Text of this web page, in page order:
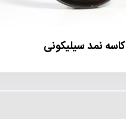
کاسه نمد سیلیکونی